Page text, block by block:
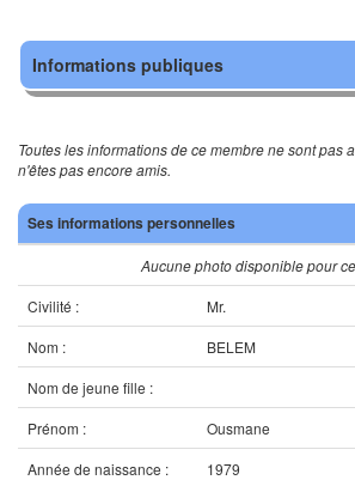
Informations publiques
Toutes les informations de ce membre ne sont pas
n'êtes pas encore amis.
Ses informations personnelles
Aucune photo disponible pour
Civilité :
Mr.
Nom :
BELEM
Nom de jeune fille :
Prénom :
Ousmane
Année de naissance :
1979